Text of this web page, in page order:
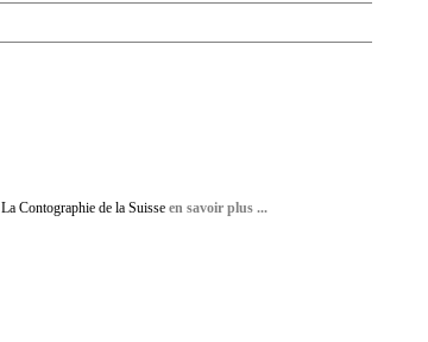
La Contographie de la Suisseen savoir plus ...